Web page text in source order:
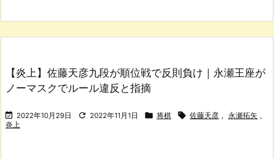
【炎上】佐藤天彦九段が順位戦で反則負け｜永瀬王座が
ノーマスクでルール違反と指摘
 2022年10月29日  2022年11月1日  将棋  佐藤天彦 , 永瀬拓矢 ,
炎上